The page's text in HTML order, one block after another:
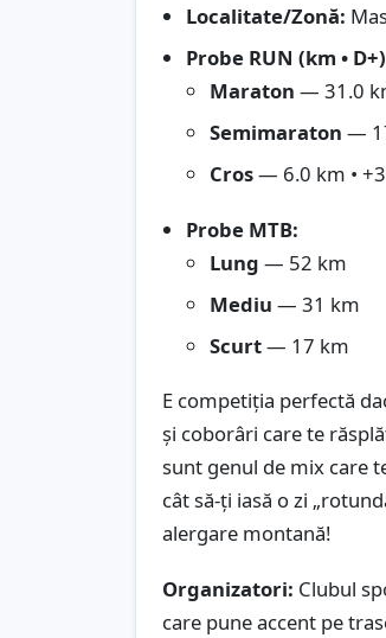
Localitate/Zonă:
Probe RUN (km •
Maraton — 31.0
Semimaraton —
Cros— 6.0 km •
Probe MTB:
Lung — 52 km
Mediu — 31 km
Scurt— 17 km
E competiția perfectă
și coborâri care te
sunt genul de mix care
cât să-ți iasă o zi
alergare montană!
Organizatori: Clubul
care pune accent pe